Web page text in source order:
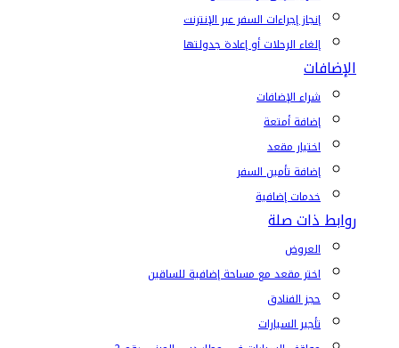
إنجاز إجراءات السفر عبر الإنترنت
إلغاء الرحلات أو إعادة جدولتها
الإضافات
شراء الإضافات
إضافة أمتعة
اختيار مقعد
إضافة تأمين السفر
خدمات إضافية
روابط ذات صلة
العروض
اختر مقعد مع مساحة إضافية للساقين
حجز الفنادق
تأجير السيارات